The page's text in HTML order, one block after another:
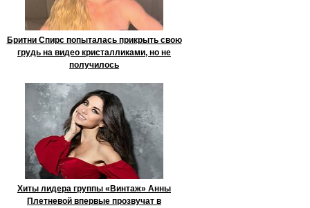
Бритни Спирс попыталась прикрыть свою
грудь на видео кристалликами, но не
получилось
Хиты лидера группы «Винтаж» Анны
Плетневой впервые прозвучат в